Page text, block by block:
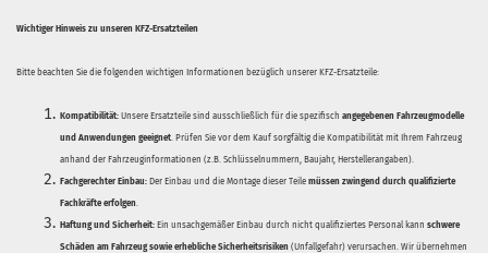
Wichtiger Hinweis zu unseren KFZ-Ersatzteilen
Bitte beachten Sie die folgenden wichtigen Informationen bezüglich unserer KFZ-Ersatzteile:
Kompatibilität: Unsere Ersatzteile sind ausschließlich für die spezifisch angegebenen Fahrzeugmodelle
und Anwendungen geeignet. Prüfen Sie vor dem Kauf sorgfältig die Kompatibilität mit Ihrem Fahrzeug
anhand der Fahrzeuginformationen (z.B. Schlüsselnummern, Baujahr, Herstellerangaben).
Fachgerechter Einbau: Der Einbau und die Montage dieser Teile müssen zwingend durch qualifizierte
Fachkräfte erfolgen.
Haftung und Sicherheit: Ein unsachgemäßer Einbau durch nicht qualifiziertes Personal kann schwere
Schäden am Fahrzeug sowie erhebliche Sicherheitsrisiken (Unfallgefahr) verursachen. Wir übernehmen